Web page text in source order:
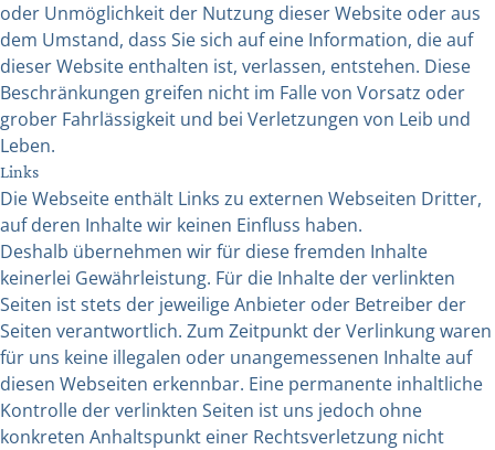
oder Unmöglichkeit der Nutzung dieser Website oder aus
dem Umstand, dass Sie sich auf eine Information, die auf
dieser Website enthalten ist, verlassen, entstehen. Diese
Beschränkungen greifen nicht im Falle von Vorsatz oder
grober Fahrlässigkeit und bei Verletzungen von Leib und
Leben.
Links
Die Webseite enthält Links zu externen Webseiten Dritter,
auf deren Inhalte wir keinen Einfluss haben.
Deshalb übernehmen wir für diese fremden Inhalte
keinerlei Gewährleistung. Für die Inhalte der verlinkten
Seiten ist stets der jeweilige Anbieter oder Betreiber der
Seiten verantwortlich. Zum Zeitpunkt der Verlinkung waren
für uns keine illegalen oder unangemessenen Inhalte auf
diesen Webseiten erkennbar. Eine permanente inhaltliche
Kontrolle der verlinkten Seiten ist uns jedoch ohne
konkreten Anhaltspunkt einer Rechtsverletzung nicht